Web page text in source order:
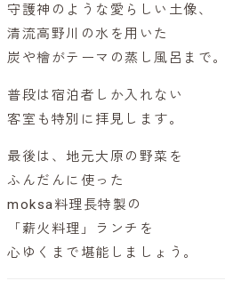
守護神のような愛らしい土像、
清流高野川の水を用いた
炭や檜がテーマの蒸し風呂まで。
普段は宿泊者しか入れない
客室も特別に拝見します。
最後は、地元大原の野菜を
ふんだんに使った
moksa料理長特製の
「薪火料理」ランチを
心ゆくまで堪能しましょう。